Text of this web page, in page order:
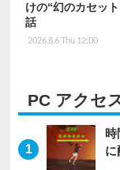
けの“幻のカセッ
話
2026.8.6 Thu 12:00
PC アクセ
時